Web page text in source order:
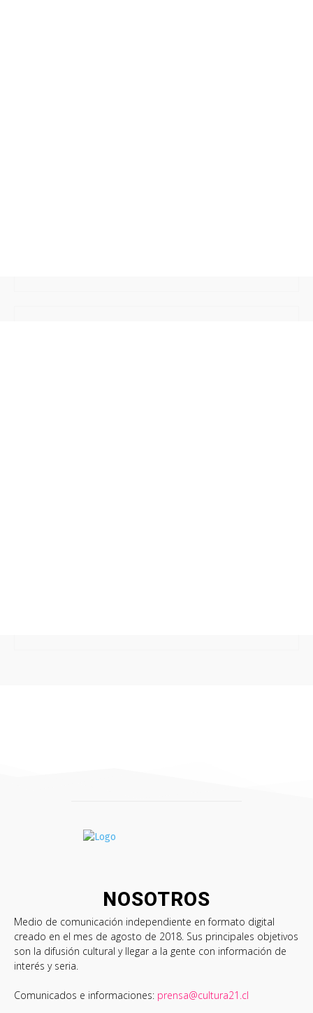
NOSOTROS
Medio de comunicación independiente en formato digital
creado en el mes de agosto de 2018. Sus principales objetivos
son la difusión cultural y llegar a la gente con información de
interés y seria.
Comunicados e informaciones: prensa@cultura21.cl